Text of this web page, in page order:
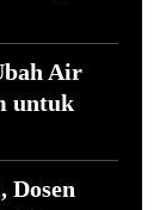
Air
untuk
Dosen